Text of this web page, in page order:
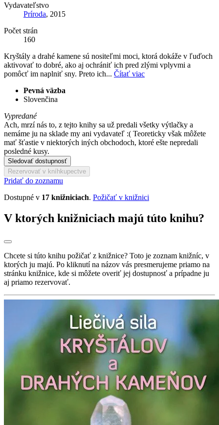
Vydavateľstvo
Príroda, 2015
Počet strán
160
Kryštály a drahé kamene sú nositeľmi moci, ktorá dokáže v ľuďoch
aktivovať to dobré, ako aj ochrániť ich pred zlými vplyvmi a
pomôcť im naplniť sny. Preto ich... Čítať viac
Pevná väzba
Slovenčina
Vypredané
Ach, mrzí nás to, z tejto knihy sa už predali všetky výtlačky a
nemáme ju na sklade my ani vydavateľ :( Teoreticky však môžete
mať šťastie v niektorých iných obchodoch, ktoré ešte nepredali
posledné kusy.
Sledovať dostupnosť
Rezervovať v kníhkupectve
Pridať do zoznamu
Dostupné v 17 knižniciach. Požičať v knižnici
V ktorých knižniciach majú túto knihu?
Chcete si túto knihu požičať z knižnice? Toto je zoznam knižníc, v
ktorých ju majú. Po kliknutí na názov vás presmerujeme priamo na
stránku knižnice, kde si môžete overiť jej dostupnosť a prípadne ju
aj priamo rezervovať.